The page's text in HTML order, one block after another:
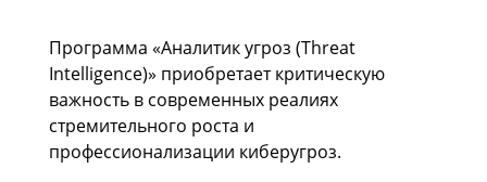
Программа «Аналитик угроз (Threat
Intelligence)» приобретает критическую
важность в современных реалиях
стремительного роста и
профессионализации киберугроз.